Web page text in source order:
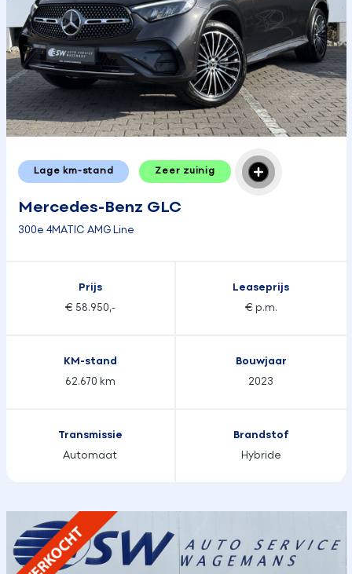
Lage km-stand Zeer zuinig
Mercedes-Benz GLC
300e 4MATIC AMG Line
Prijs
€ 58.950,-
Leaseprijs
€ p.m.
KM-stand
62.670 km
Bouwjaar
2023
Transmissie
Automaat
Brandstof
Hybride